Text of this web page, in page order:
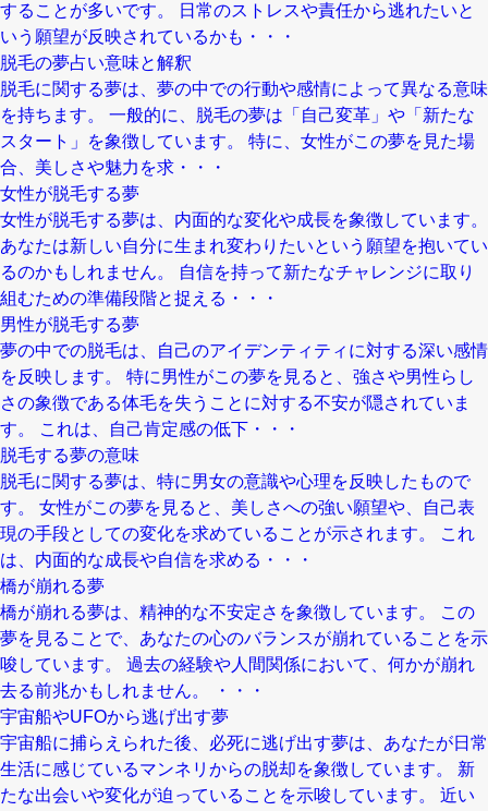
することが多いです。 日常のストレスや責任から逃れたいと
いう願望が反映されているかも・・・
脱毛の夢占い意味と解釈
脱毛に関する夢は、夢の中での行動や感情によって異なる意味
を持ちます。 一般的に、脱毛の夢は「自己変革」や「新たな
スタート」を象徴しています。 特に、女性がこの夢を見た場
合、美しさや魅力を求・・・
女性が脱毛する夢
女性が脱毛する夢は、内面的な変化や成長を象徴しています。
あなたは新しい自分に生まれ変わりたいという願望を抱いてい
るのかもしれません。 自信を持って新たなチャレンジに取り
組むための準備段階と捉える・・・
男性が脱毛する夢
夢の中での脱毛は、自己のアイデンティティに対する深い感情
を反映します。 特に男性がこの夢を見ると、強さや男性らし
さの象徴である体毛を失うことに対する不安が隠されていま
す。 これは、自己肯定感の低下・・・
脱毛する夢の意味
脱毛に関する夢は、特に男女の意識や心理を反映したもので
す。 女性がこの夢を見ると、美しさへの強い願望や、自己表
現の手段としての変化を求めていることが示されます。 これ
は、内面的な成長や自信を求める・・・
橋が崩れる夢
橋が崩れる夢は、精神的な不安定さを象徴しています。 この
夢を見ることで、あなたの心のバランスが崩れていることを示
唆しています。 過去の経験や人間関係において、何かが崩れ
去る前兆かもしれません。 ・・・
宇宙船やUFOから逃げ出す夢
宇宙船に捕らえられた後、必死に逃げ出す夢は、あなたが日常
生活に感じているマンネリからの脱却を象徴しています。 新
たな出会いや変化が迫っていることを示唆しています。 近い